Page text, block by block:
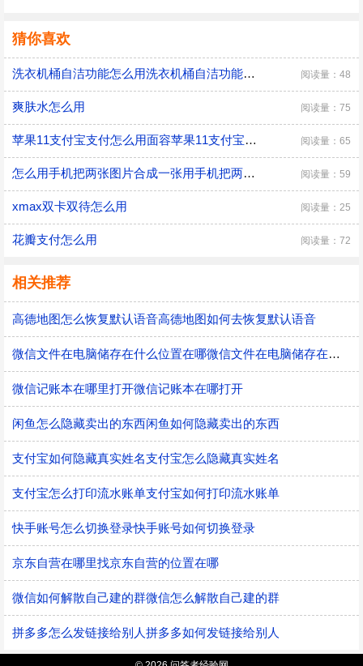
猜你喜欢
洗衣机桶自洁功能怎么用洗衣机桶自洁功能怎么用 阅读量：48
爽肤水怎么用 阅读量：75
苹果11支付宝支付怎么用面容苹果11支付宝支付怎么用面容支付 阅读量：65
怎么用手机把两张图片合成一张用手机把两张图片合成一张 阅读量：59
xmax双卡双待怎么用 阅读量：25
花瓣支付怎么用 阅读量：72
相关推荐
高德地图怎么恢复默认语音高德地图如何去恢复默认语音
微信文件在电脑储存在什么位置在哪微信文件在电脑储存在什么位置
微信记账本在哪里打开微信记账本在哪打开
闲鱼怎么隐藏卖出的东西闲鱼如何隐藏卖出的东西
支付宝如何隐藏真实姓名支付宝怎么隐藏真实姓名
支付宝怎么打印流水账单支付宝如何打印流水账单
快手账号怎么切换登录快手账号如何切换登录
京东自营在哪里找京东自营的位置在哪
微信如何解散自己建的群微信怎么解散自己建的群
拼多多怎么发链接给别人拼多多如何发链接给别人